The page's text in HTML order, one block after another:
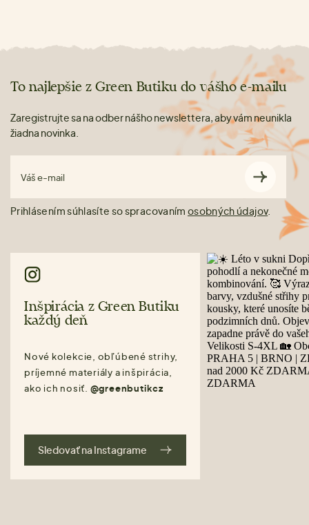
To najlepšie z Green Butiku do vášho e-mailu
Zaregistrujte sa na odber nášho newslettera, aby vám neunikla
žiadna novinka.
Váš e-mail
Prihlásením súhlasíte so spracovaním osobných údajov.
Inšpirácia z Green Butiku
každý deň
Nové kolekcie, obľúbené strihy,
príjemné materiály a inšpirácia,
ako ich nosiť. @greenbutikcz
Sledovať na Instagrame